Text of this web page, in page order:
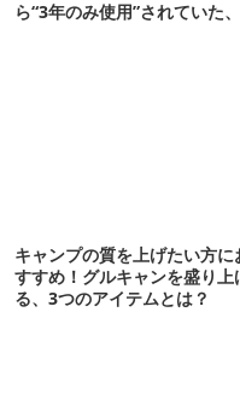
ら“3年のみ使用”されていた
キャンプの質を上げたい方に
すすめ！グルキャンを盛り上
る、3つのアイテムとは？